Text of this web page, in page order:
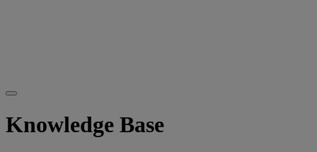
Knowledge Base